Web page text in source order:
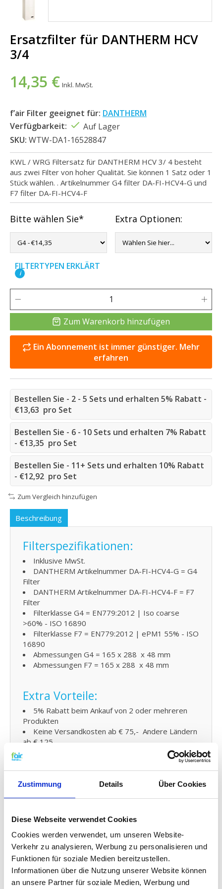
Zustimmung Details Über Cookies
Diese Webseite verwendet Cookies
Cookies werden verwendet, um unseren Website-
Verkehr zu analysieren, Werbung zu personalisieren und
Funktionen für soziale Medien bereitzustellen.
Informationen über die Nutzung unserer Website können
an unsere Partner für soziale Medien, Werbung und
Ersatzfilter für DANTHERM HCV
3/4
14,35 € Inkl. MwSt.
f’air Filter geeignet für: DANTHERM
Verfügbarkeit:
Auf Lager
SKU: WTW-DA1-16528847
KWL / WRG Filtersatz für DANTHERM HCV 3/ 4 besteht
aus zwei Filter von hoher Qualität. Sie können 1 Satz oder 1
Stück wählen. . Artikelnummer G4 filter DA-FI-HCV4-G und
F7 filter DA-FI-HCV4-F
Bitte wählen Sie* Extra Optionen:
FILTERTYPEN ERKLÄRT
i
Zum Warenkorb hinzufügen
Ein Abonnement ist immer günstiger. Mehr
erfahren
Bestellen Sie - 2 - 5 Sets und erhalten 5% Rabatt -
€13,63 pro Set
Bestellen Sie - 6 - 10 Sets und erhalten 7% Rabatt
- €13,35 pro Set
Bestellen Sie - 11+ Sets und erhalten 10% Rabatt
- €12,92 pro Set
Zum Vergleich hinzufügen
Beschreibung
Filterspezifikationen:
Inklusive MwSt.
DANTHERM Artikelnummer DA-FI-HCV4-G = G4
Filter
DANTHERM Artikelnummer DA-FI-HCV4-F = F7
Filter
Filterklasse G4 = EN779:2012 | Iso coarse
>60% - ISO 16890
Filterklasse F7 = EN779:2012 | ePM1 55% - ISO
16890
Abmessungen G4 = 165 x 288 x 48 mm
Abmessungen F7 = 165 x 288 x 48 mm
Extra Vorteile:
5% Rabatt beim Ankauf von 2 oder mehreren
Produkten
Keine Versandkosten ab € 75,- Andere Ländern
ab € 125,-
KWL Ersatzfilter Filter
Austauschen und kleine
Wartung:
Den Filter von fairair für den DANTHERM HCV3/4
luftungsanlage können Sie auf einfache Weise
selber austauschen und den neuen Filter in Ihr
kontrollierte Wohnraumlüftung (KWL) Element
anbringen. Schauen Sie dafür auf unsere
Gebrauchsanleitung
für den Austausch Ihres Ersatz
Filters. Sie können auch problemlos